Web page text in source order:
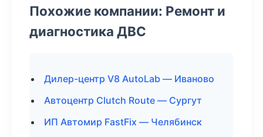
Похожие компании: Ремонт и
диагностика ДВС
Дилер-центр V8 AutoLab — Иваново
Автоцентр Clutch Route — Сургут
ИП Автомир FastFix — Челябинск